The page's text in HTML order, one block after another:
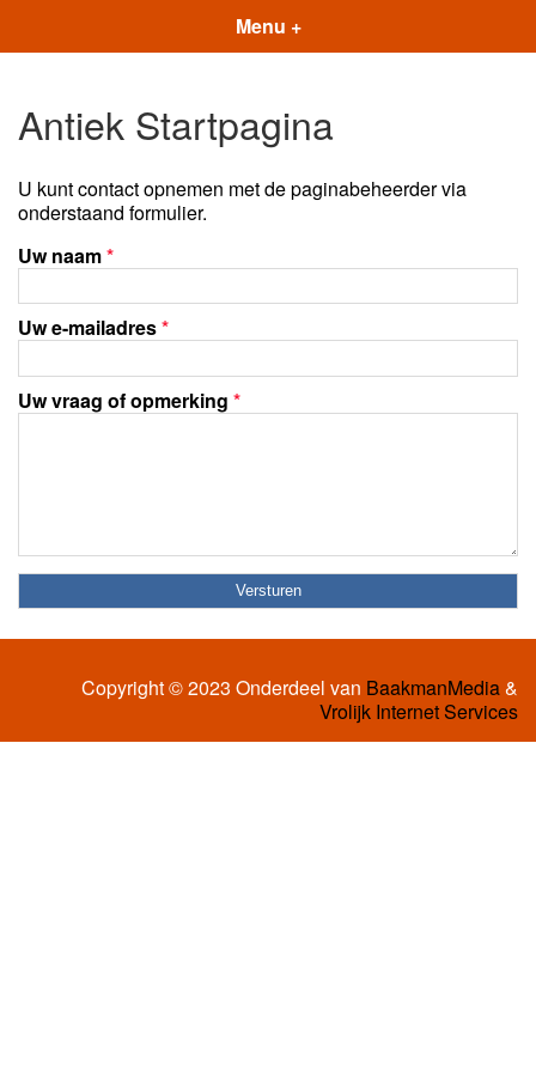
Menu +
Antiek Startpagina
U kunt contact opnemen met de paginabeheerder via
onderstaand formulier.
Uw naam*
Uw e-mailadres*
Uw vraag of opmerking *
Copyright © 2023 Onderdeel van BaakmanMedia&
Vrolijk Internet Services